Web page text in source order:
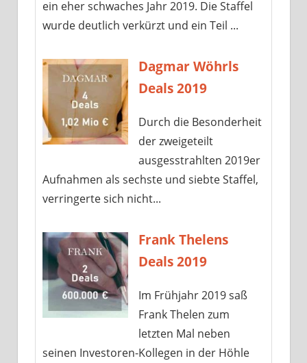
ein eher schwaches Jahr 2019. Die Staffel
wurde deutlich verkürzt und ein Teil ...
Dagmar Wöhrls
Deals 2019
Durch die Besonderheit
der zweigeteilt
ausgesstrahlten 2019er
Aufnahmen als sechste und siebte Staffel,
verringerte sich nicht...
Frank Thelens
Deals 2019
Im Frühjahr 2019 saß
Frank Thelen zum
letzten Mal neben
seinen Investoren-Kollegen in der Höhle